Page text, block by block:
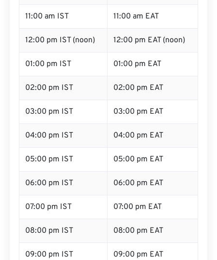
11:00 am IST 11:00 am EAT
12:00 pm IST (noon) 12:00 pm EAT (noon)
01:00 pm IST 01:00 pm EAT
02:00 pm IST 02:00 pm EAT
03:00 pm IST 03:00 pm EAT
04:00 pm IST 04:00 pm EAT
05:00 pm IST 05:00 pm EAT
06:00 pm IST 06:00 pm EAT
07:00 pm IST 07:00 pm EAT
08:00 pm IST 08:00 pm EAT
09:00 pm IST 09:00 pm EAT